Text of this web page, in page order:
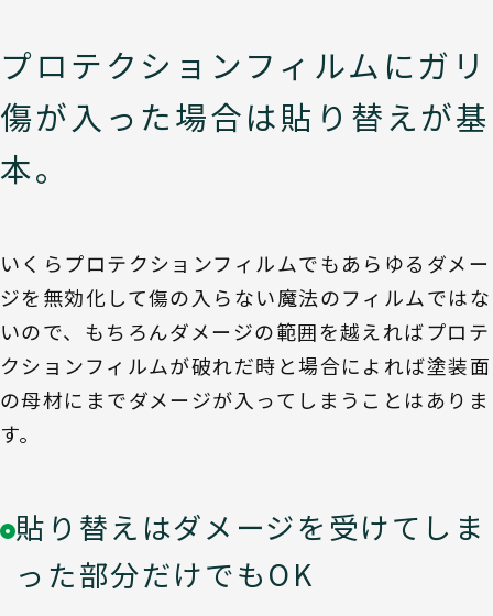
プロテクションフィルムにガリ
傷が入った場合は貼り替えが基
本。
いくらプロテクションフィルムでもあらゆるダメー
ジを無効化して傷の入らない魔法のフィルムではな
いので、もちろんダメージの範囲を越えればプロテ
クションフィルムが破れだ時と場合によれば塗装面
の母材にまでダメージが入ってしまうことはありま
す。
貼り替えはダメージを受けてしま
った部分だけでもOK